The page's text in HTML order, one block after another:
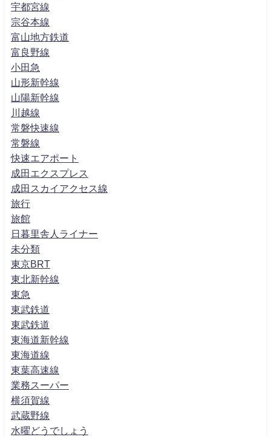
宇都宮線
宗谷本線
富山地方鉄道
富良野線
小田急
山形新幹線
山陽新幹線
川越線
常磐快速線
常磐線
快速エアポート
成田エクスプレス
成田スカイアクセス線
旅行
旅館
日暮里舎人ライナー
未分類
東京BRT
東北新幹線
東急
東武鉄道
東武鉄道
東海道新幹線
東海道線
東葉高速線
業務スーパー
横須賀線
武蔵野線
水曜どうでしょう